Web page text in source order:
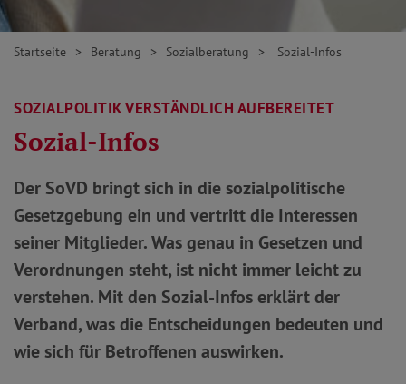
Startseite Beratung Sozialberatung Sozial-Infos
SOZIALPOLITIK VERSTÄNDLICH AUFBEREITET
Sozial-Infos
Der SoVD bringt sich in die sozialpolitische
Gesetzgebung ein und vertritt die Interessen
seiner Mitglieder. Was genau in Gesetzen und
Verordnungen steht, ist nicht immer leicht zu
verstehen. Mit den Sozial-Infos erklärt der
Verband, was die Entscheidungen bedeuten und
wie sich für Betroffenen auswirken.